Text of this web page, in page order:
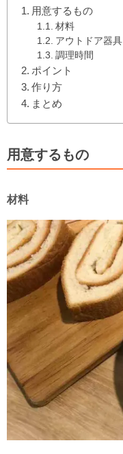
用意するもの
材料
アウトドア器具
調理時間
ポイント
作り方
まとめ
用意するもの
材料